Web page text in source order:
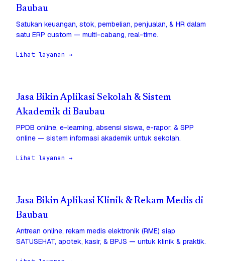
Baubau
Satukan keuangan, stok, pembelian, penjualan, & HR dalam
satu ERP custom — multi-cabang, real-time.
Lihat layanan →
Jasa Bikin Aplikasi Sekolah & Sistem
Akademik di Baubau
PPDB online, e-learning, absensi siswa, e-rapor, & SPP
online — sistem informasi akademik untuk sekolah.
Lihat layanan →
Jasa Bikin Aplikasi Klinik & Rekam Medis di
Baubau
Antrean online, rekam medis elektronik (RME) siap
SATUSEHAT, apotek, kasir, & BPJS — untuk klinik & praktik.